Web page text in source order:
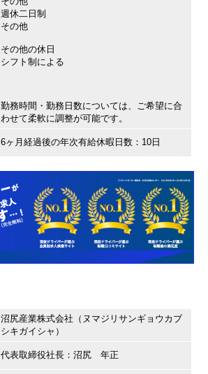
週休二日制
その他
その他の休日
シフト制による
勤務時間・勤務日数については、ご希望に合
わせて柔軟に調整が可能です。
6ヶ月経過後の年次有給休暇日数：10日
沼尻産業株式会社（ヌマジリサンギョウカブ
シキガイシャ）
代表取締役社長：沼尻 年正